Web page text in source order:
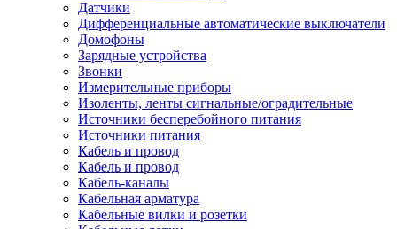
Датчики
Дифференциальные автоматические выключатели
Домофоны
Зарядные устройства
Звонки
Измерительные приборы
Изоленты, ленты сигнальные/оградительные
Источники бесперебойного питания
Источники питания
Кабель и провод
Кабель и провод
Кабель-каналы
Кабельная арматура
Кабельные вилки и розетки